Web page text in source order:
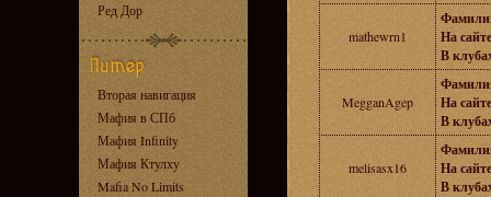
Ред Дор
Вторая навигация
Мафия в СПб
Мафия Infinity
Мафия Ктулху
Mafia No Limits
mathewrn1
На
В
MegganAgep
На
В
melisasx16
На
В